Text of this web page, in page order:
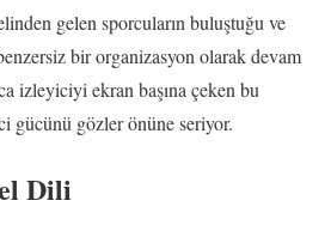
gelen sporcuların buluştuğu ve
bir organizasyon olarak devam
izleyiciyi ekran başına çeken bu
gücünü gözler önüne seriyor.
Dili